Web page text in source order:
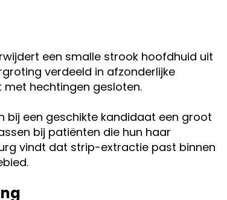
een smalle strook hoofdhuid uit
verdeeld in afzonderlijke
hechtingen gesloten.
bij een geschikte kandidaat een groot
bij patiënten die hun haar
vindt dat strip-extractie past binnen